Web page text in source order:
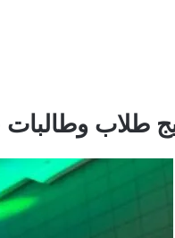
طلاب وطالبات